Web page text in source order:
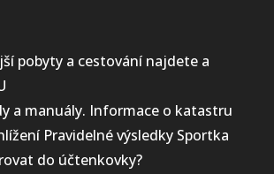
pobyty a cestování najdete a
a manuály. Informace o katastru
Pravidelné výsledky Sportka
do účtenkovky?